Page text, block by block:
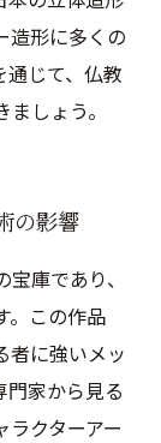
造形に多くの
通じて、仏教
しょう。
の影響
庫であり、
。この作品
者に強いメッ
門家から見る
ラクターアー